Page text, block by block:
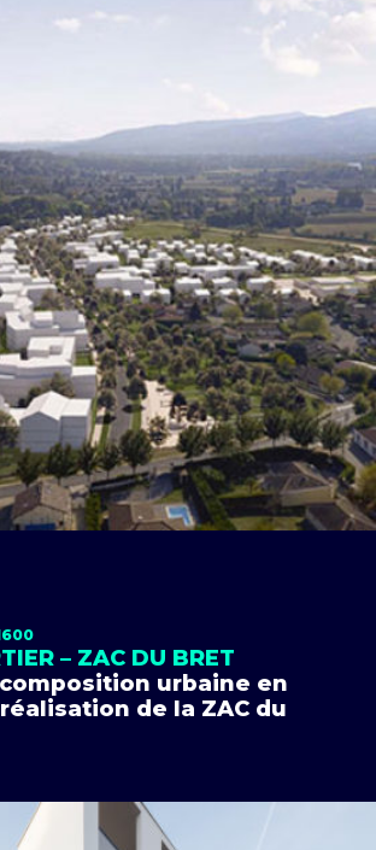
– ZAC DU BRET
urbaine en
de la ZAC du